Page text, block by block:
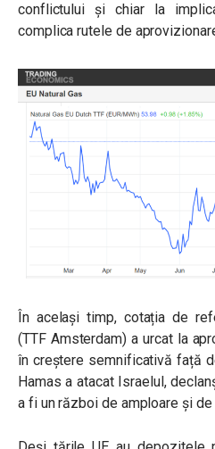
conflictului și chiar la
complica rutele de
În același timp, cotația de
(TTF Amsterdam) a urcat la
în creștere semnificativă față
Hamas a atacat Israelul,
a fi un război de amploare și de